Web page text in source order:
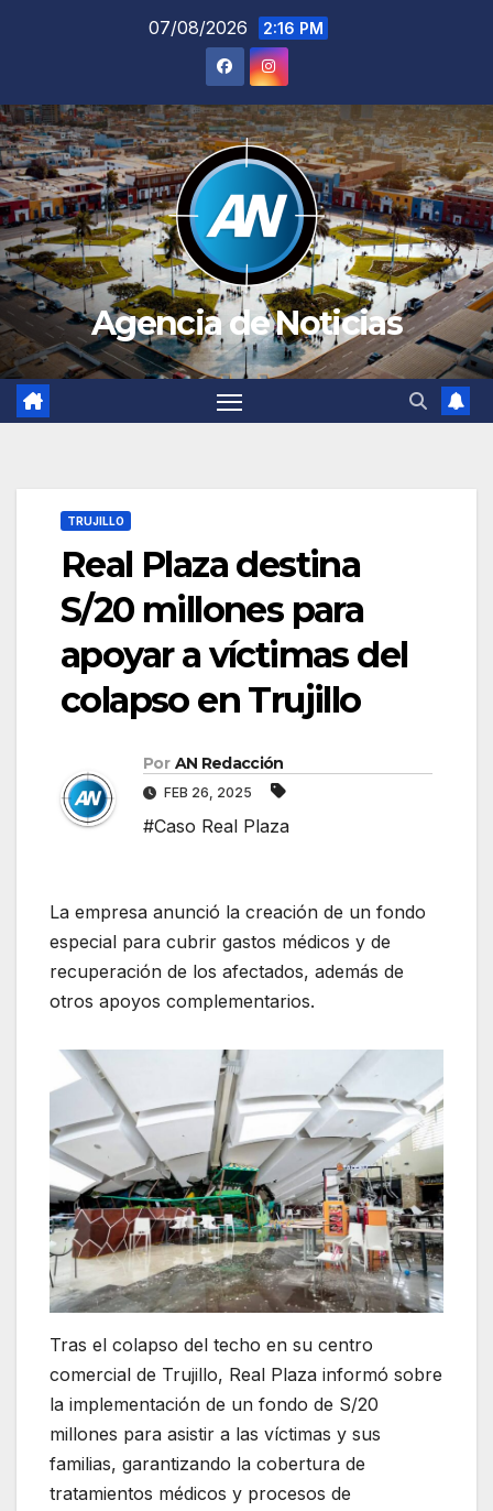
07/08/2026 2:16 PM
Agencia de Noticias
TRUJILLO
Real Plaza destina
S/20 millones para
apoyar a víctimas del
colapso en Trujillo
Por AN Redacción
FEB 26, 2025
#Caso Real Plaza
La empresa anunció la creación de un fondo
especial para cubrir gastos médicos y de
recuperación de los afectados, además de
otros apoyos complementarios.
Tras el colapso del techo en su centro
comercial de Trujillo, Real Plaza informó sobre
la implementación de un fondo de S/20
millones para asistir a las víctimas y sus
familias, garantizando la cobertura de
tratamientos médicos y procesos de